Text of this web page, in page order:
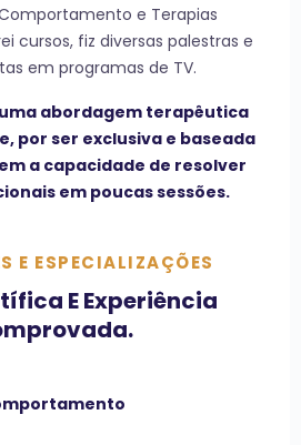
e Terapias
cursos, fiz diversas palestras e
em programas de TV.
abordagem terapêutica
por ser exclusiva e baseada
a capacidade de resolver
em poucas sessões.
E ESPECIALIZAÇÕES
E Experiência